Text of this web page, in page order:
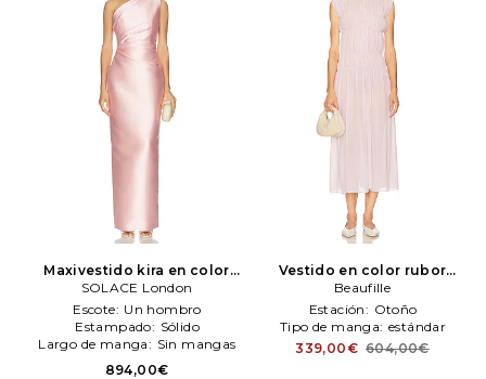
Maxivestido kira en color
rosado SOLACE London
SOLACE London
Escote: Un hombro
Estampado: Sólido
Largo de manga: Sin mangas
894,00€
Vestido en color rubor
Beaufille
Beaufille
Estación: Otoño
Tipo de manga: estándar
339,00€ 604,00€